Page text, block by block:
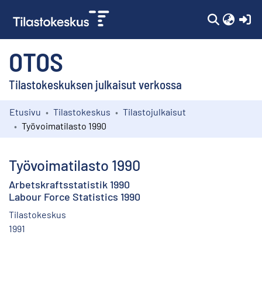
OTOS
Tilastokeskuksen julkaisut verkossa
Kokoelmat
Etusivu Tilastokeskus
Tilastojulkaisut
Työvoimatilasto 1990
Työvoimatilasto 1990
Arbetskraftsstatistik 1990
Labour Force Statistics 1990
Tilastokeskus
1991